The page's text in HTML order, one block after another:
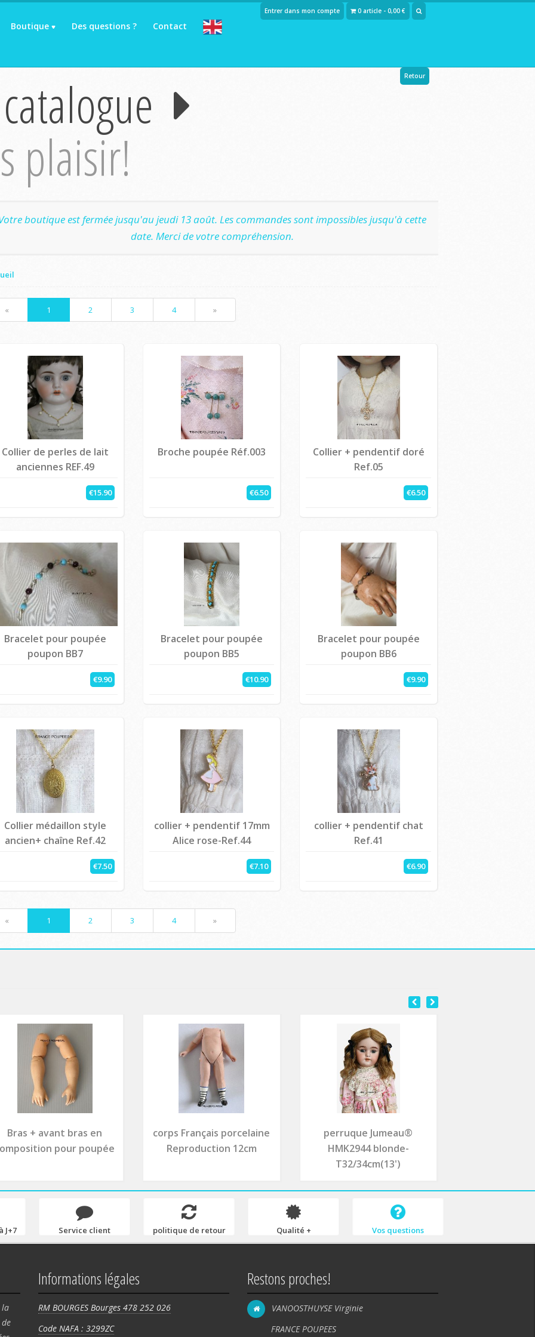
Boutique Des questions ? Contact
Entrer dans mon compte 0 article - 0,00 €
plaisir!
Retour
boutique est fermée jusqu'au jeudi 13 août. Les commandes sont impossibles jusqu'à cette
date. Merci de votre compréhension.
« 1 2 3 4 »
Collier de perles de lait
anciennes REF.49
€15.90
Broche poupée Réf.003
€6.50
Collier + pendentif doré
Ref.05
€6.50
Bracelet pour poupée
poupon BB7
€9.90
Bracelet pour poupée
poupon BB5
€10.90
Bracelet pour poupée
poupon BB6
€9.90
Collier médaillon style
ancien+ chaîne Ref.42
€7.50
collier + pendentif 17mm
Alice rose-Ref.44
€7.10
collier + pendentif chat
Ref.41
€6.90
« 1 2 3 4 »
Bras + avant bras en
pour poupée
corps Français porcelaine
Reproduction 12cm
perruque Jumeau®
HMK2944 blonde-
T32/34cm(13')
J+7 Service client politique de retour Qualité + Vos questions
la
de
Informations légales
RM BOURGES Bourges 478 252 026
Code NAFA : 3299ZC
Restons proches!
VANOOSTHUYSE Virginie
FRANCE POUPEES